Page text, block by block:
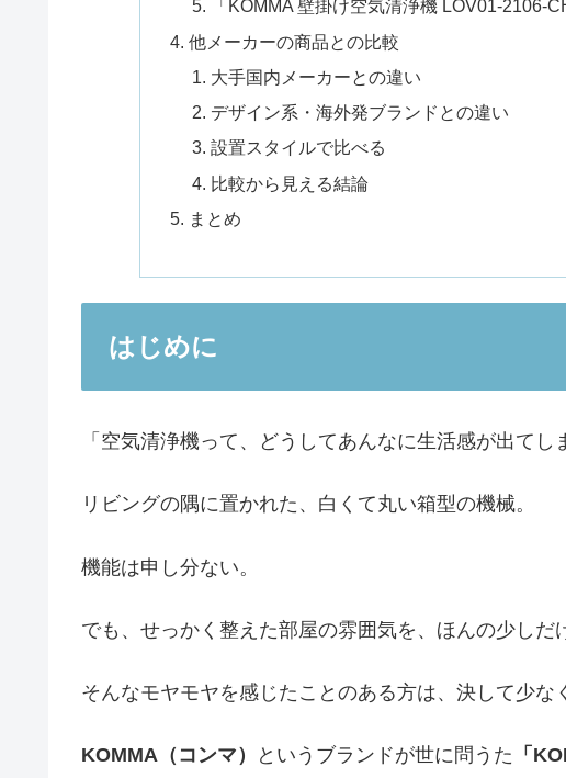
「KOMMA 壁掛け空気清浄機 LOV01-2106-
他メーカーの商品との比較
大手国内メーカーとの違い
デザイン系・海外発ブランドとの違い
設置スタイルで比べる
比較から見える結論
まとめ
はじめに
「空気清浄機って、どうしてあんなに生活感が出てし
リビングの隅に置かれた、白くて丸い箱型の機械。
機能は申し分ない。
でも、せっかく整えた部屋の雰囲気を、ほんの少しだ
そんなモヤモヤを感じたことのある方は、決して少な
KOMMA（コンマ） というブランドが世に問うた 「